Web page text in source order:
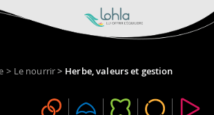
> Le nourrir> Herbe, valeurs et gestion